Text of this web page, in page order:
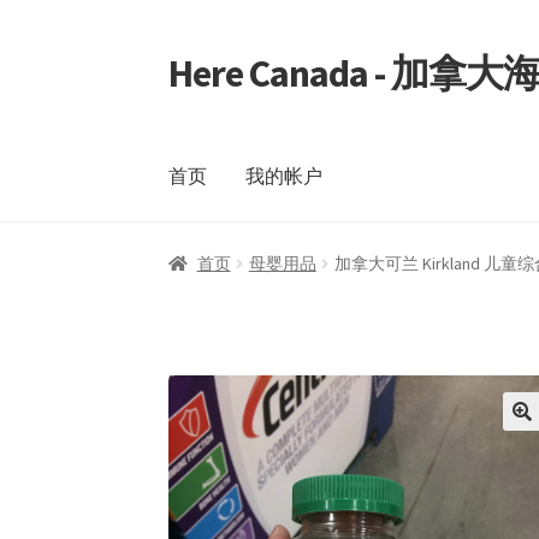
Skip
to
Skip
to
Here Canada - 加拿大
首页 我的帐户
首页我的帐户
首页 母婴用品 加拿大可兰 Kirkland 儿童